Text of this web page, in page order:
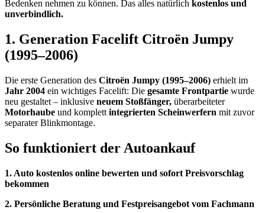
Bedenken nehmen zu können. Das alles natürlich kostenlos und
unverbindlich.
1. Generation Facelift Citroën Jumpy
(1995–2006)
Die erste Generation des Citroën Jumpy (1995–2006) erhielt im
Jahr 2004 ein wichtiges Facelift: Die gesamte Frontpartie wurde
neu gestaltet – inklusive neuem Stoßfänger, überarbeiteter
Motorhaube und komplett integrierten Scheinwerfern mit zuvor
separater Blinkmontage.
So funktioniert der Autoankauf
1. Auto kostenlos online bewerten und sofort Preisvorschlag
bekommen
2. Persönliche Beratung und Festpreisangebot vom Fachmann